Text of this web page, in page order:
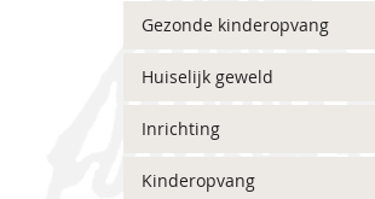
Gezonde kinderopvang
Huiselijk geweld
Inrichting
Kinderopvang